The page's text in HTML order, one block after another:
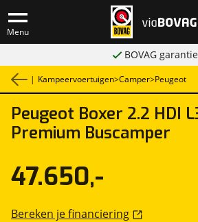
Menu
BOVAG garantie
| Kampeervoertuigen>Camper>Peugeot
Peugeot Boxer 2.2 HDI
Premium Buscamper
47.650,-
Bereken je financiering